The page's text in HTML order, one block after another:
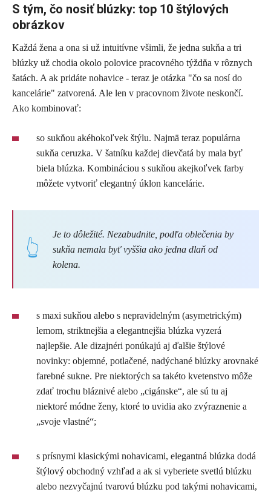
S tým, čo nosiť blúzky: top 10 štýlových
obrázkov
Každá žena a ona si už intuitívne všimli, že jedna sukňa a tri
blúzky už chodia okolo polovice pracovného týždňa v rôznych
šatách. A ak pridáte nohavice - teraz je otázka "čo sa nosí do
kancelárie" zatvorená. Ale len v pracovnom živote neskončí.
Ako kombinovať:
so sukňou akéhokoľvek štýlu. Najmä teraz populárna
sukňa ceruzka. V šatníku každej dievčatá by mala byť
biela blúzka. Kombináciou s sukňou akejkoľvek farby
môžete vytvoriť elegantný úklon kancelárie.
Je to dôležité. Nezabudnite, podľa oblečenia by
sukňa nemala byť vyššia ako jedna dlaň od
kolena.
s maxi sukňou alebo s nepravidelným (asymetrickým)
lemom, striktnejšia a elegantnejšia blúzka vyzerá
najlepšie. Ale dizajnéri ponúkajú aj ďalšie štýlové
novinky: objemné, potlačené, nadýchané blúzky arovnaké
farebné sukne. Pre niektorých sa takéto kvetenstvo môže
zdať trochu bláznivé alebo „cigánske“, ale sú tu aj
niektoré módne ženy, ktoré to uvidia ako zvýraznenie a
„svoje vlastné“;
s prísnymi klasickými nohavicami, elegantná blúzka dodá
štýlový obchodný vzhľad a ak si vyberiete svetlú blúzku
alebo nezvyčajnú tvarovú blúzku pod takými nohavicami,